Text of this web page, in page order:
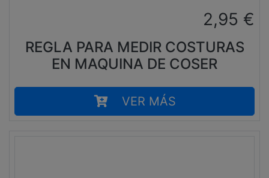
2,95 €
REGLA PARA MEDIR COSTURAS
EN MAQUINA DE COSER
VER MÁS